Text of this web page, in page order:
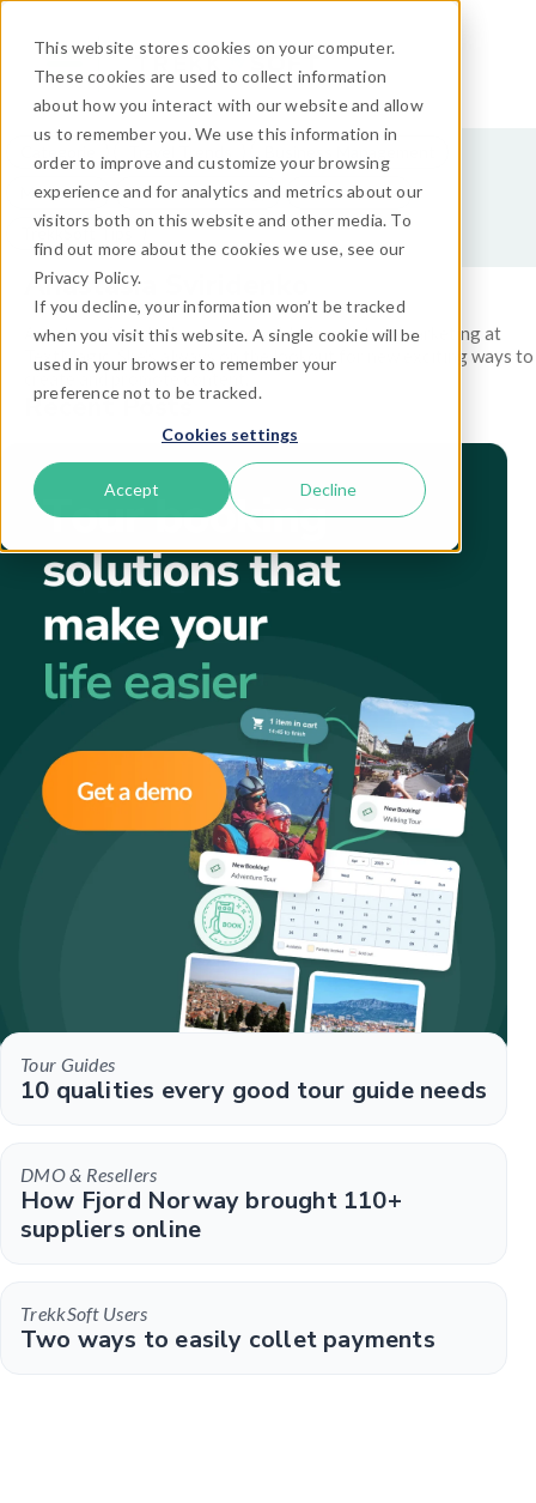
This website stores cookies on your computer.
These cookies are used to collect information
about how you interact with our website and allow
us to remember you. We use this information in
order to improve and customize your browsing
experience and for analytics and metrics about our
visitors both on this website and other media. To
find out more about the cookies we use, see our
Privacy Policy.
If you decline, your information won’t be tracked
when you visit this website. A single cookie will be
used in your browser to remember your
preference not to be tracked.
Cookies settings
Accept Decline
Marketing
Travel Technology
Distribuzione
TrekkSoft Tips
Anastasia Sviridenko
Anastasia Sviridenko is responsible for content marketing at
TextMagic. She's always on the lookout for new exciting ways to
create and promote content.
Recent Posts
Tour Guides
10 qualities every good tour guide needs
DMO & Resellers
How Fjord Norway brought 110+
suppliers online
TrekkSoft Users
Two ways to easily collet payments